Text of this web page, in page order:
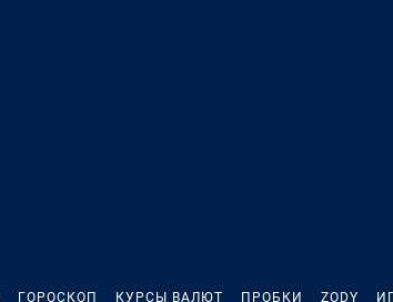
ГОРОСКОП КУРСЫ ВАЛЮТ ПРОБКИ ZODY